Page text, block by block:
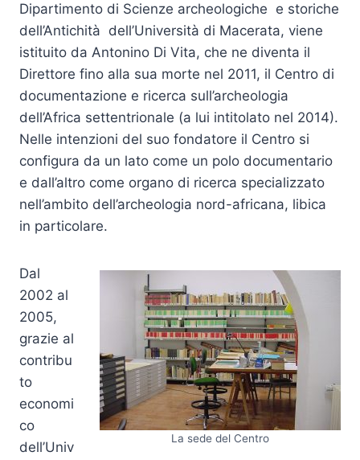
Dipartimento di Scienze archeologiche e storiche
dell’Antichità dell’Università di Macerata, viene
istituito da Antonino Di Vita, che ne diventa il
Direttore fino alla sua morte nel 2011, il Centro di
documentazione e ricerca sull’archeologia
dell’Africa settentrionale (a lui intitolato nel 2014).
Nelle intenzioni del suo fondatore il Centro si
configura da un lato come un polo documentario
e dall’altro come organo di ricerca specializzato
nell’ambito dell’archeologia nord-africana, libica
in particolare.
La sede del Centro
Dal
2002 al
2005,
grazie al
contribu
to
economi
co
dell’Univ